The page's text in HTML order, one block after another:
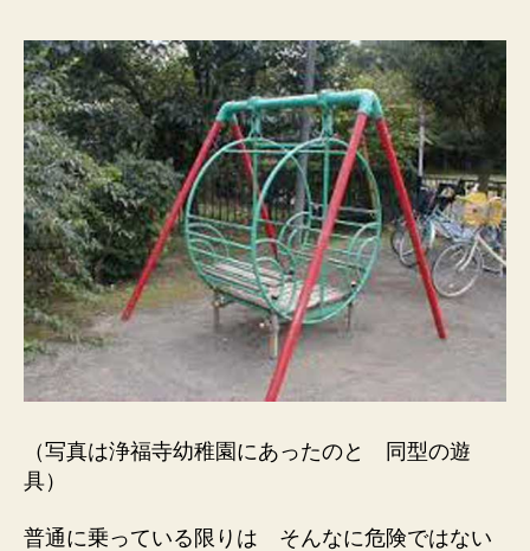
（写真は浄福寺幼稚園にあったのと 同型の遊
具）
普通に乗っている限りは そんなに危険ではない